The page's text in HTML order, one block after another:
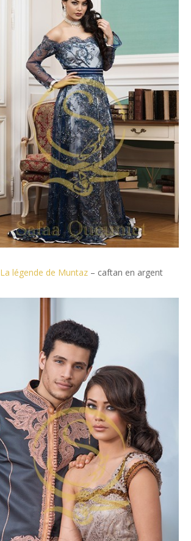
La légende de Muntaz – caftan en argent